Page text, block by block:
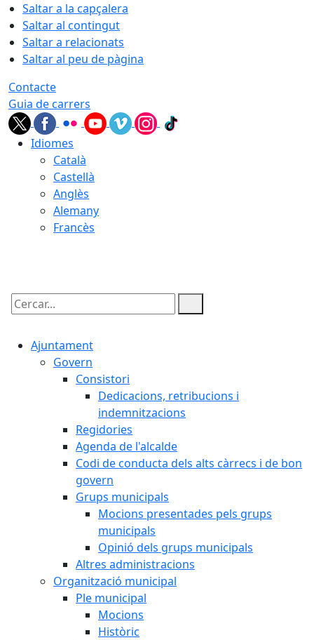
Saltar a la capçalera
Saltar al contingut
Saltar a relacionats
Saltar al peu de pàgina
Contacte
Guia de carrers
Idiomes
Català
Castellà
Anglès
Alemany
Francès
Cercar:
Ajuntament
Govern
Consistori
Dedicacions, retribucions i
indemnitzacions
Regidories
Agenda de l'alcalde
Codi de conducta dels alts càrrecs i de bon
govern
Grups municipals
Mocions presentades pels grups
municipals
Opinió dels grups municipals
Altres administracions
Organització municipal
Ple municipal
Mocions
Històric